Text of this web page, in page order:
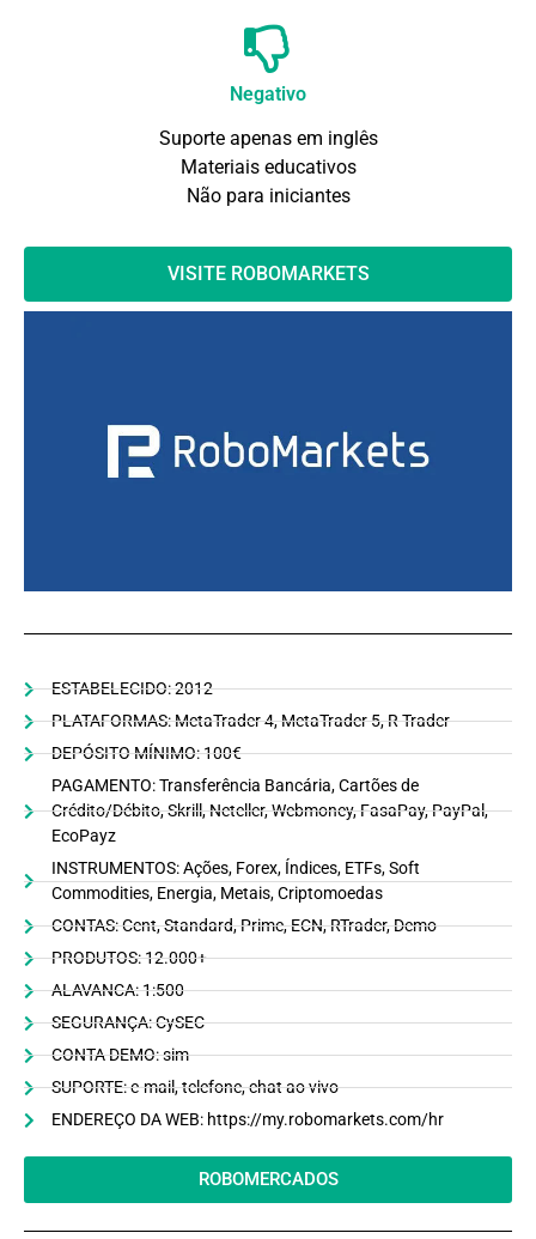
Negativo
Suporte apenas em inglês
Materiais educativos
Não para iniciantes
VISITE ROBOMARKETS
ESTABELECIDO: 2012
PLATAFORMAS: MetaTrader 4, MetaTrader 5, R Trader
DEPÓSITO MÍNIMO: 100€
PAGAMENTO: Transferência Bancária, Cartões de
Crédito/Débito, Skrill, Neteller, Webmoney, FasaPay, PayPal,
EcoPayz
INSTRUMENTOS: Ações, Forex, Índices, ETFs, Soft
Commodities, Energia, Metais, Criptomoedas
CONTAS: Cent, Standard, Prime, ECN, RTrader, Demo
PRODUTOS: 12.000+
ALAVANCA: 1:500
SEGURANÇA: CySEC
CONTA DEMO: sim
SUPORTE: e-mail, telefone, chat ao vivo
ENDEREÇO DA WEB: https://my.robomarkets.com/hr
ROBOMERCADOS